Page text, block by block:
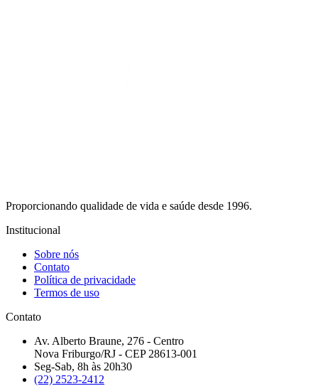
Proporcionando qualidade de vida e saúde desde 1996.
Institucional
Sobre nós
Contato
Política de privacidade
Termos de uso
Contato
Av. Alberto Braune, 276 - Centro
Nova Friburgo/RJ - CEP 28613-001
Seg-Sab, 8h às 20h30
(22) 2523-2412